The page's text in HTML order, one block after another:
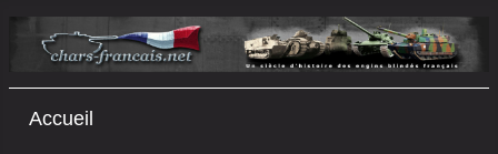
Accueil